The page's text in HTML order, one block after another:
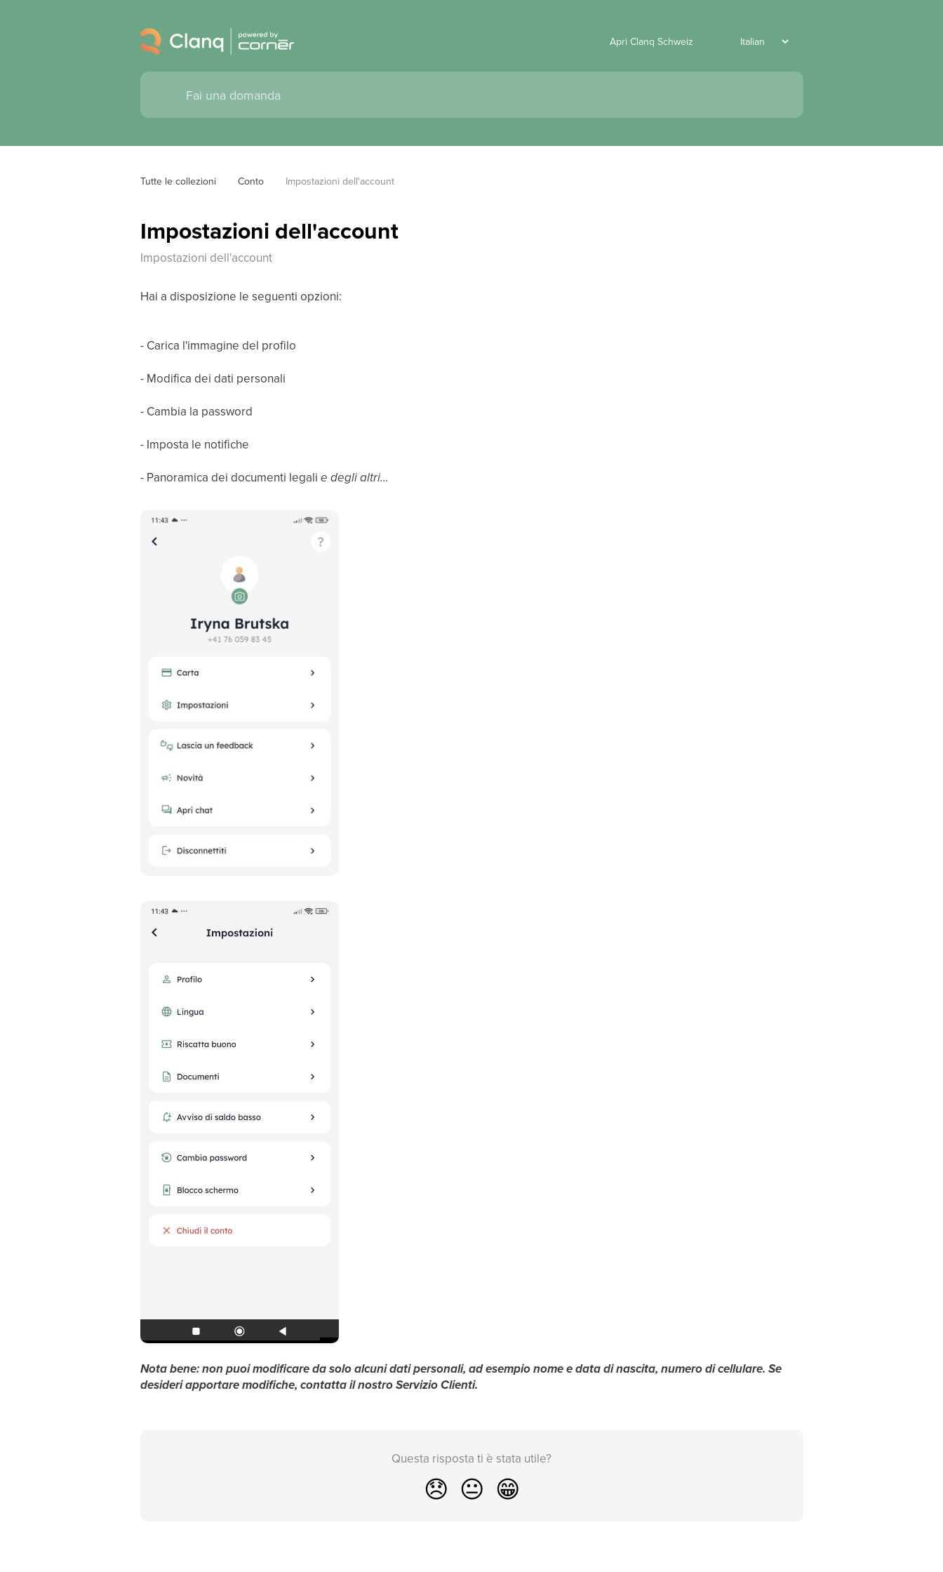
Apri Clanq Schweiz
Tutte le collezioni Conto Impostazioni dell'account
Impostazioni dell'account
Impostazioni dell'account
Hai a disposizione le seguenti opzioni:
- Carica l'immagine del profilo
- Modifica dei dati personali
- Cambia la password
- Imposta le notifiche
- Panoramica dei documenti legali e degli altri...
Nota bene: non puoi modificare da solo alcuni dati personali, ad esempio nome e data di nascita, numero di cellulare. Se
desideri apportare modifiche, contatta il nostro Servizio Clienti.
Questa risposta ti è stata utile?
😞 😐 😁